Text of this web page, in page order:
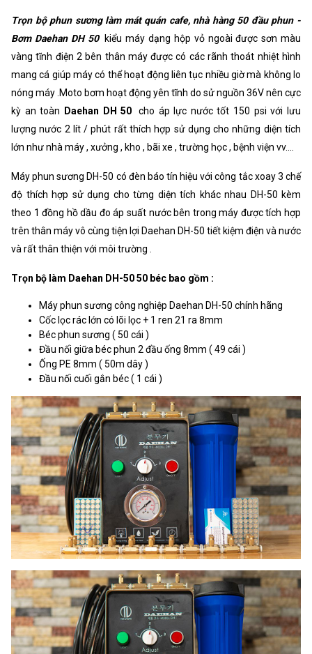
Trọn bộ phun sương làm mát quán cafe, nhà hàng 50 đầu phun -
Bơm Daehan DH 50 kiểu máy dạng hộp vỏ ngoài được sơn màu
vàng tĩnh điện 2 bên thân máy được có các rãnh thoát nhiệt hình
mang cá giúp máy có thể hoạt động liên tục nhiều giờ mà không lo
nóng máy .Moto bơm hoạt động yên tĩnh do sử nguồn 36V nên cực
kỳ an toàn Daehan DH 50
cho áp lực nước tốt 150 psi với lưu
lượng nước 2 lít / phút rất thích hợp sử dụng cho những diện tích
lớn như nhà máy , xưởng , kho , bãi xe , trường học , bệnh viện vv....
Máy phun sương DH-50 có đèn báo tín hiệu với công tắc xoay 3 chế
độ thích hợp sử dụng cho từng diện tích khác nhau DH-50 kèm
theo 1 đồng hồ dầu đo áp suất nước bên trong máy được tích hợp
trên thân máy vô cùng tiện lợi Daehan DH-50 tiết kiệm điện và nước
và rất thân thiện với môi trường .
Trọn bộ làm Daehan DH-50 50 béc bao gồm :
Máy phun sương công nghiệp Daehan DH-50 chính hãng
Cốc lọc rác lớn có lõi lọc + 1 ren 21 ra 8mm
Béc phun sương ( 50 cái )
Đầu nối giữa béc phun 2 đầu ống 8mm ( 49 cái )
Ống PE 8mm ( 50m dây )
Đầu nối cuối gắn béc ( 1 cái )